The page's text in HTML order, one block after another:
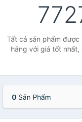
Tất cả sản phẩm
hãng với giá tốt nhất,
0 Sản Phẩm